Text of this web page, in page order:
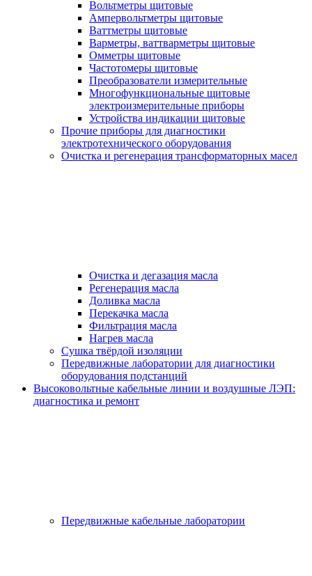
Вольтметры щитовые
Ампервольтметры щитовые
Ваттметры щитовые
Варметры, ваттварметры щитовые
Омметры щитовые
Частотомеры щитовые
Преобразователи измерительные
Многофункциональные щитовые
электроизмерительные приборы
Устройства индикации щитовые
Прочие приборы для диагностики
электротехнического оборудования
Очистка и регенерация трансформаторных масел
Очистка и дегазация масла
Регенерация масла
Доливка масла
Перекачка масла
Фильтрация масла
Нагрев масла
Сушка твёрдой изоляции
Передвижные лаборатории для диагностики
оборудования подстанций
Высоковольтные кабельные линии и воздушные ЛЭП:
диагностика и ремонт
Передвижные кабельные лаборатории